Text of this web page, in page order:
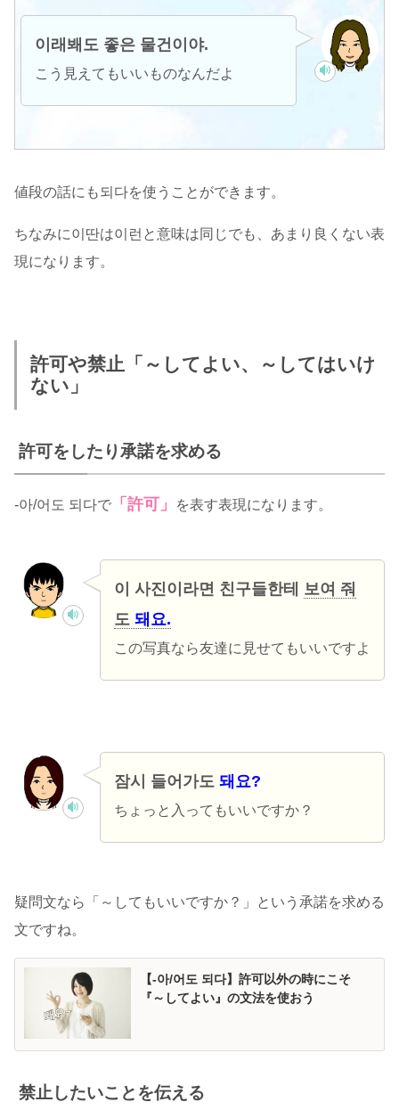
이래봬도 좋은 물건이야.
こう見えてもいいものなんだよ
値段の話にも되다を使うことができます。
ちなみに이딴は이런と意味は同じでも、あまり良くない表
現になります。
許可や禁止「～してよい、～してはいけ
ない」
許可をしたり承諾を求める
-아/어도 되다で「許可」 を表す表現になります。
이 사진이라면 친구들한테 보여 줘
도 돼요.
この写真なら友達に見せてもいいですよ
잠시 들어가도 돼요?
ちょっと入ってもいいですか？
疑問文なら「～してもいいですか？」という承諾を求める
文ですね。
【-아/어도 되다】許可以外の時にこそ
『～してよい』の文法を使おう
禁止したいことを伝える